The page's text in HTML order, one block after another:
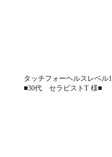
タッチフォーヘルスレベル1
■30代 セラピストT 様■